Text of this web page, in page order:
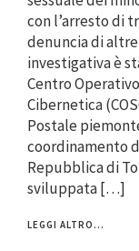
con l’arresto di
denuncia di
investigativa è
Centro
Cibernetica
Postale
coordinamento
Repubblica di
sviluppata […]
LEGGI ALTRO...